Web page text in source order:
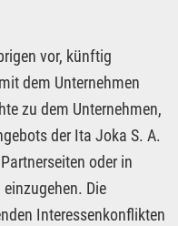
vor, künftig
dem Unternehmen
zu dem Unternehmen,
der Ita Joka S. A.
oder in
Die
Interessenkonflikten